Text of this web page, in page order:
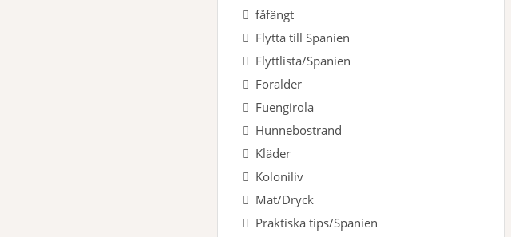
fåfängt
Flytta till Spanien
Flyttlista/Spanien
Förälder
Fuengirola
Hunnebostrand
Kläder
Koloniliv
Mat/Dryck
Praktiska tips/Spanien